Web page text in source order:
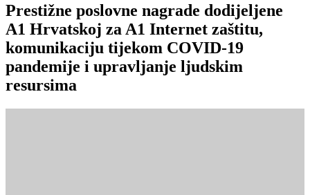
Prestižne poslovne nagrade dodijeljene
A1 Hrvatskoj za A1 Internet zaštitu,
komunikaciju tijekom COVID-19
pandemije i upravljanje ljudskim
resursima